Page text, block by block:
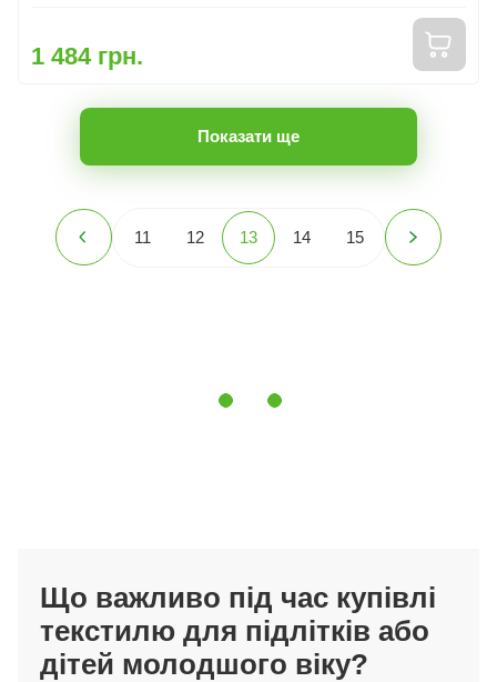
1 484 грн.
Показати ще
11 12 13 14 15
Що важливо під час купівлі
текстилю для підлітків або
дітей молодшого віку?